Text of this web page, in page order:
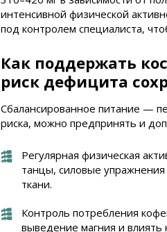
интенсивной физической
под контролем специалиста,
Как поддержать
риск дефицита
Сбалансированное питание —
риска, можно предпринять и
Регулярная физическая
танцы, силовые
ткани.
Контроль потребления
выведение магния и